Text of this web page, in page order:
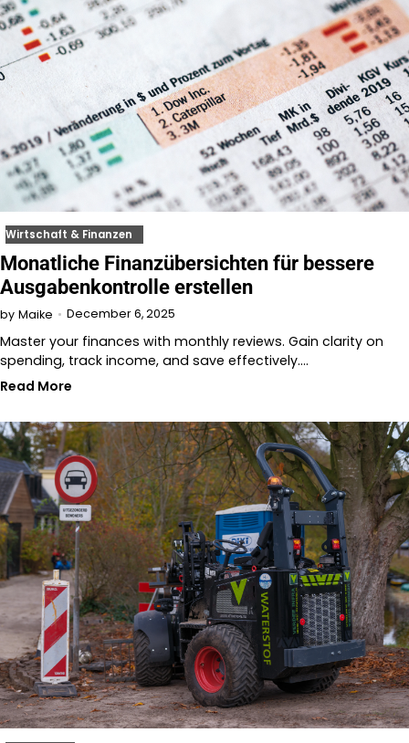
Wirtschaft & Finanzen
Monatliche Finanzübersichten für bessere
Ausgabenkontrolle erstellen
by Maike December 6, 2025
Master your finances with monthly reviews. Gain clarity on
spending, track income, and save effectively.…
Read More